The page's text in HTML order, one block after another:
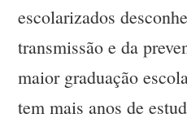
escolarizados
transmissão e da
maior graduação
tem mais anos de